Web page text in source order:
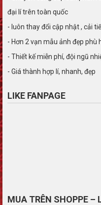
đại lí trên toàn quốc
- luôn thay đổi cập nhật , cải
- Hơn 2 vạn mẫu ảnh đẹp phù
- Thiết kế miễn phí, đội ngũ
- Giá thành hợp lí, nhanh, đẹp
LIKE FANPAGE
MUA TRÊN SHOPPE –